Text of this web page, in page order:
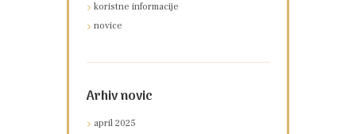
koristne informacije
novice
Arhiv novic
april2025